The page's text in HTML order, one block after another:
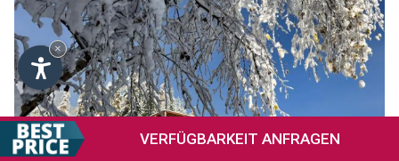
VERFÜGBARKEIT ANFRAGEN
×